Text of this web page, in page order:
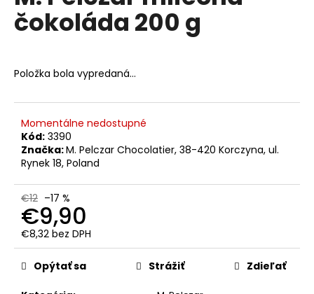
0,0
z
čokoláda 200 g
Položka bola vypredaná…
Momentálne nedostupné
Kód: 3390
Značka:M. Pelczar Chocolatier, 38-420 Korczyna, ul.
Rynek 18, Poland
€12 –17 %
€9,90
€8,32 bez DPH
Jednotková
cena:Opýtať sa Strážiť Zdieľať
a
m
COFFEE
CREMA
PREMIUM
ZRNKOVÁ
KÁVA
1KG
€16,50
Pôvodne:
€19